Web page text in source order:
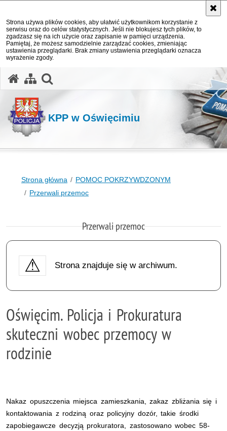
Strona używa plików cookies, aby ułatwić użytkownikom korzystanie z
serwisu oraz do celów statystycznych. Jeśli nie blokujesz tych plików, to
zgadzasz się na ich użycie oraz zapisanie w pamięci urządzenia.
Pamiętaj, że możesz samodzielnie zarządzać cookies, zmieniając
ustawienia przeglądarki. Brak zmiany ustawienia przeglądarki oznacza
wyrażenie zgody.
KPP w Oświęcimiu
Strona główna
POMOC POKRZYWDZONYM
Przerwali przemoc
Przerwali przemoc
Strona znajduje się w archiwum.
Oświęcim. Policja i Prokuratura
skuteczni wobec przemocy w
rodzinie
Nakaz opuszczenia miejsca zamieszkania, zakaz zbliżania się i
kontaktowania z rodziną oraz policyjny dozór, takie środki
zapobiegawcze decyzją prokuratora, zastosowano wobec 58-